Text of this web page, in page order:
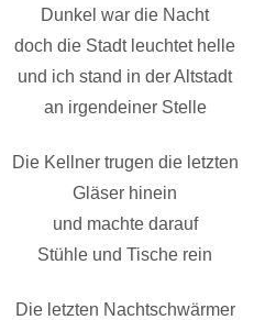
Dunkel war die Nacht
doch die Stadt leuchtet helle
und ich stand in der Altstadt
an irgendeiner Stelle
Die Kellner trugen die letzten
Gläser hinein
und machte darauf
Stühle und Tische rein
Die letzten Nachtschwärmer